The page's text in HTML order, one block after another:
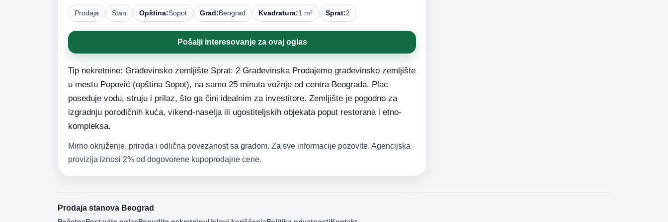
Prodaja Stan Opština:Sopot Grad:Beograd Kvadratura:1 m² Sprat:2
Pošalji interesovanje za ovaj oglas
Tip nekretnine: Građevinsko zemljište Sprat: 2 Građevinska Prodajemo građevinsko zemljište
u mestu Popović (opština Sopot), na samo 25 minuta vožnje od centra Beograda. Plac
poseduje vodu, struju i prilaz, što ga čini idealnim za investitore. Zemljište je pogodno za
izgradnju porodičnih kuća, vikend-naselja ili ugostiteljskih objekata poput restorana i etno-
kompleksa.
Mirno okruženje, priroda i odlična povezanost sa gradom. Za sve informacije pozovite. Agencijska
provizija iznosi 2% od dogovorene kupoprodajne cene.
Prodaja stanova Beograd